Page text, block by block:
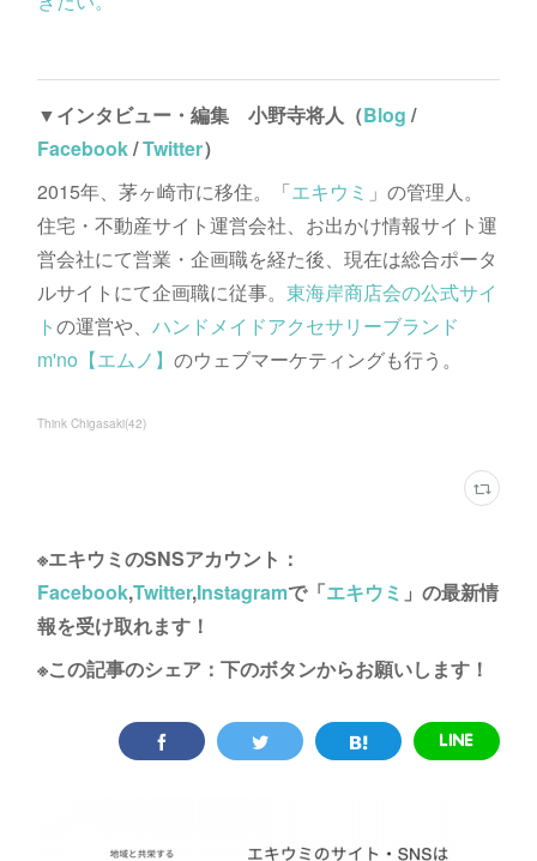
▼インタビュー・編集 小野寺将人（Blog /
Facebook/Twitter）
2015年、茅ヶ崎市に移住。「エキウミ 」の管理人。
住宅・不動産サイト運営会社、お出かけ情報サイト運
営会社にて営業・企画職を経た後、現在は総合ポータ
ルサイトにて企画職に従事。 東海岸商店会の公式サイ
トの運営や、 ハンドメイドアクセサリーブランド
m'no【エムノ】 のウェブマーケティングも行う。
Think Chigasaki(42)
※エキウミのSNSアカウント：
Facebook,Twitter,Instagramで「エキウミ 」の最新情
報を受け取れます！
※この記事のシェア：下のボタンからお願いします！